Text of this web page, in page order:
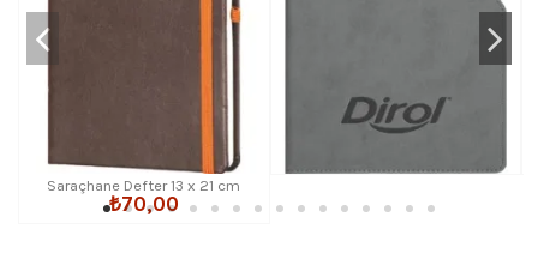
Saraçhane Defter 13 x 21 cm
₺70,00